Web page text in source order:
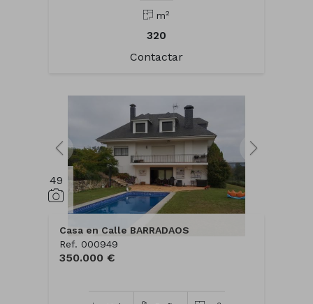
m2
320
Contactar
49
Casa en Calle BARRADAOS
Ref. 000949
350.000 €